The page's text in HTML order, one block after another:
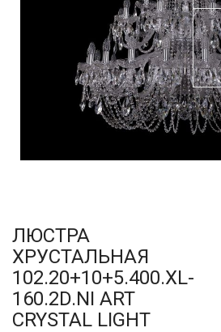
ЛЮСТРА
ХРУСТАЛЬНАЯ
102.20+10+5.400.XL-
160.2D.NI ART
CRYSTAL LIGHT